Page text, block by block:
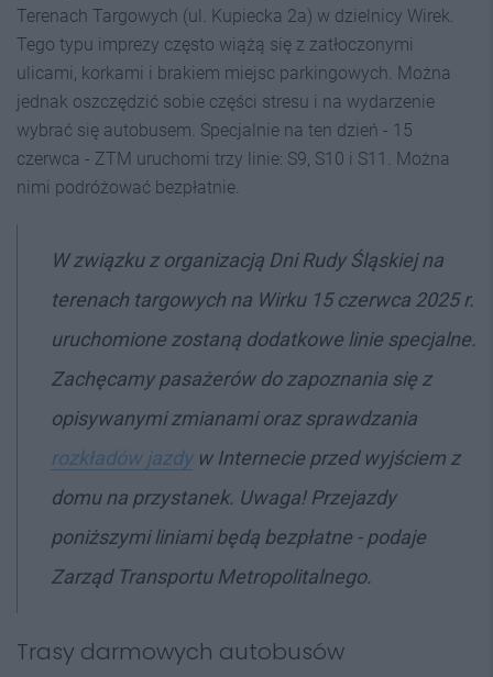
Terenach Targowych (ul. Kupiecka 2a) w dzielnicy Wirek.
Tego typu imprezy często wiążą się z zatłoczonymi
ulicami, korkami i brakiem miejsc parkingowych. Można
jednak oszczędzić sobie części stresu i na wydarzenie
wybrać się autobusem. Specjalnie na ten dzień - 15
czerwca - ZTM uruchomi trzy linie: S9, S10 i S11. Można
nimi podróżować bezpłatnie.
W związku z organizacją Dni Rudy Śląskiej na
terenach targowych na Wirku 15 czerwca 2025 r.
uruchomione zostaną dodatkowe linie specjalne.
Zachęcamy pasażerów do zapoznania się z
opisywanymi zmianami oraz sprawdzania
rozkładów jazdyw Internecie przed wyjściem z
domu na przystanek. Uwaga! Przejazdy
poniższymi liniami będą bezpłatne - podaje
Zarząd Transportu Metropolitalnego.
Trasy darmowych autobusów